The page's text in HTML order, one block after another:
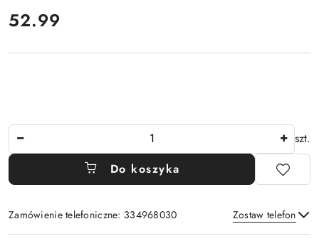
cena:
52.99
szt.
Do koszyka
Zamówienie telefoniczne: 334968030 Zostaw telefon